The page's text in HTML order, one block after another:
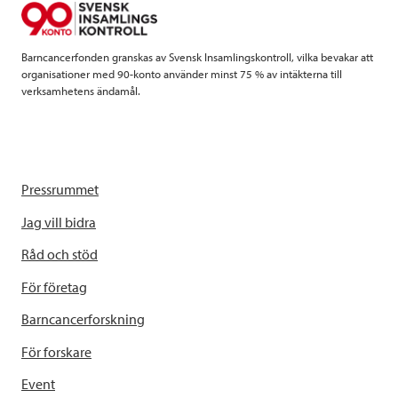
k
Barncancerfonden granskas av Svensk Insamlingskontroll, vilka bevakar att
organisationer med 90-konto använder minst 75 % av intäkterna till
verksamhetens ändamål.
Pressrummet
Jag vill bidra
Råd och stöd
För företag
Barncancerforskning
För forskare
Event